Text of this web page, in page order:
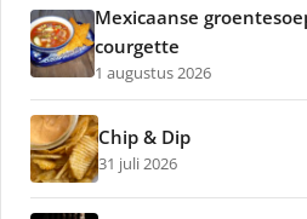
Mexicaanse
courgette
1 augustus 2026
Chip & Dip
31 juli 2026